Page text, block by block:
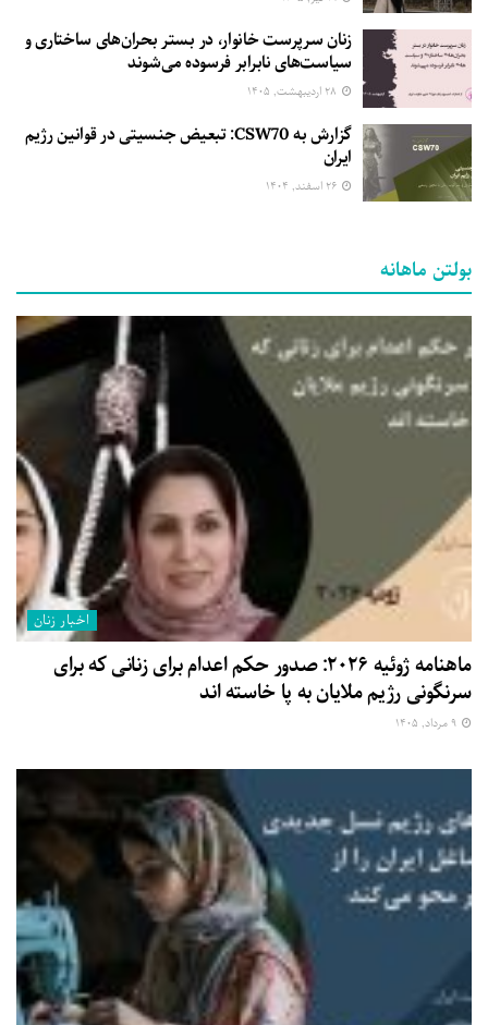
زنان سرپرست خانوار، در بستر بحران‌های ساختاری و
سیاست‌های نابرابر فرسوده می‌شوند
گزارش به CSW70: تبعیض جنسیتی در قوانین رژیم
ایران
بولتن ماهانه
اخبار زنان
ماهنامه ژوئیه ۲۰۲۶: صدور حکم اعدام برای زنانی که برای
سرنگونی رژیم ملایان به پا خاسته اند